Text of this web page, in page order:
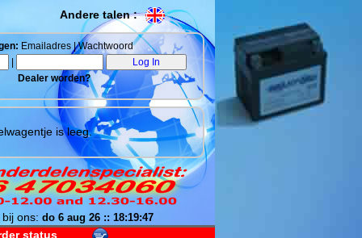
Andere talen :
Emailadres | Wachtwoord
Dealer worden?
is leeg.
ons: do 6 aug 26 :: 18:19:48
status